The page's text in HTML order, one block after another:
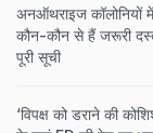
अनऑथराइज कॉलोनियों
कौन-कौन से हैं जरूरी
पूरी सूची
‘विपक्ष को डराने की